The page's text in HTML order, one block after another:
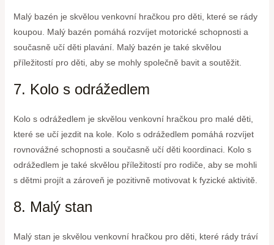
Malý bazén je skvělou venkovní hračkou pro děti, které se rády
koupou. Malý bazén pomáhá rozvíjet motorické schopnosti a
současně učí děti plavání. Malý bazén je také skvělou
příležitostí pro děti, aby se mohly společně bavit a soutěžit.
7. Kolo s odrážedlem
Kolo s odrážedlem je skvělou venkovní hračkou pro malé děti,
které se učí jezdit na kole. Kolo s odrážedlem pomáhá rozvíjet
rovnovážné schopnosti a současně učí děti koordinaci. Kolo s
odrážedlem je také skvělou příležitostí pro rodiče, aby se mohli
s dětmi projít a zároveň je pozitivně motivovat k fyzické aktivitě.
8. Malý stan
Malý stan je skvělou venkovní hračkou pro děti, které rády tráví